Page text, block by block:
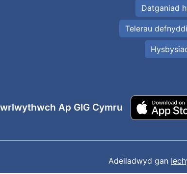
Datganiad
Telerau
Ap GIG Cymru
Adeiladwyd gan